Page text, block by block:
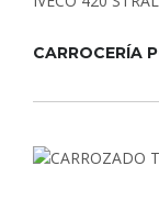
CARROCERÍA